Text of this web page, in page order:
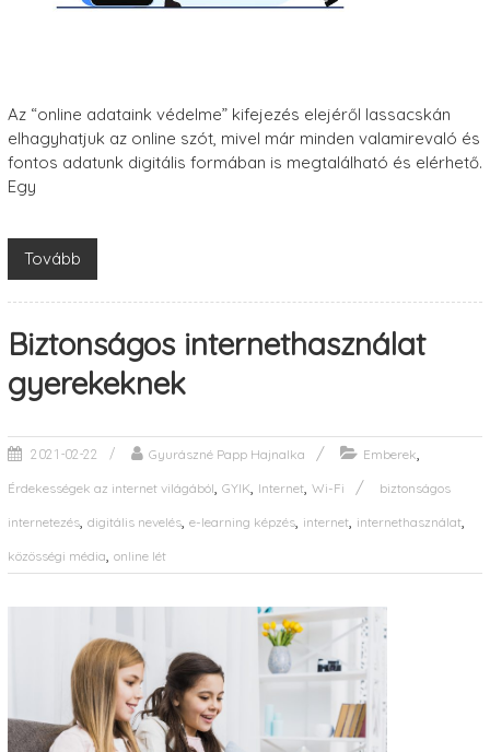
Az “online adataink védelme” kifejezés elejéről lassacskán
elhagyhatjuk az online szót, mivel már minden valamirevaló és
fontos adatunk digitális formában is megtalálható és elérhető.
Egy
Tovább
Biztonságos internethasználat
gyerekeknek
2021-02-22 Gyurászné Papp Hajnalka Emberek,
Érdekességek az internet világából, GYIK, Internet, Wi-Fi biztonságos
internetezés, digitális nevelés, e-learning képzés, internet, internethasználat,
közösségi média, online lét